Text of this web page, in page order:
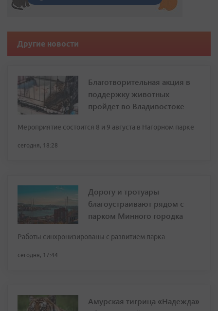
Другие новости
Благотворительная акция в
поддержку животных
пройдет во Владивостоке
Мероприятие состоится 8 и 9 августа в Нагорном парке
сегодня, 18:28
Дорогу и тротуары
благоустраивают рядом с
парком Минного городка
Работы синхронизированы с развитием парка
сегодня, 17:44
Амурская тигрица «Надежда»